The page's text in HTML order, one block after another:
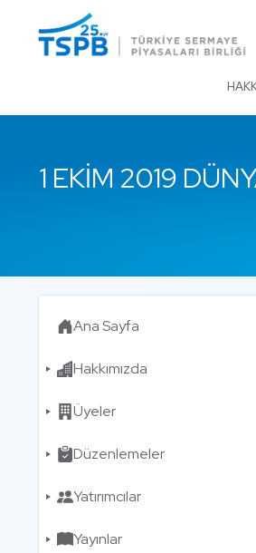
1 EKIM 2019
Ana Sayfa
Hakkımızda
Üyeler
Düzenlemeler
Yatırımcılar
Yayınlar